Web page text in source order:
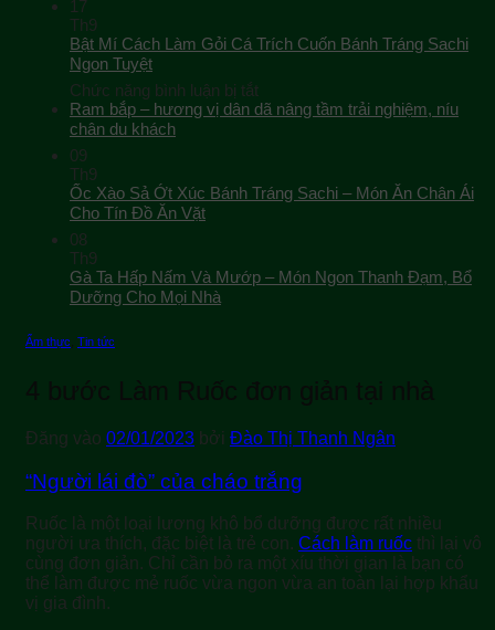
17
Th9
Bật Mí Cách Làm Gỏi Cá Trích Cuốn Bánh Tráng Sachi
Ngon Tuyệt
Chức năng bình luận bị tắtở
Bật
Gỏi
Cá
Tráng
Ram bắp – hương vị dân dã nâng tầm trải nghiệm, níu
chân du khách
09
Th9
Ốc Xào Sả Ớt Xúc Bánh Tráng Sachi – Món Ăn Chân Ái
Cho Tín Đồ Ăn Vặt
08
Th9
Gà Ta Hấp Nấm Và Mướp – Món Ngon Thanh Đạm, Bổ
Dưỡng Cho Mọi Nhà
Ẩm thực Tin tức
4 bước Làm Ruốc đơn giản tại nhà
Đăng vào 02/01/2023 bởi Đào Thị Thanh Ngân
“Người lái đò” của cháo trắng
Ruốc là một loại lương khô bổ dưỡng được rất nhiều
người ưa thích, đặc biệt là trẻ con. Cách làm ruốc thì lại vô
cùng đơn giản. Chỉ cần bỏ ra một xíu thời gian là bạn có
thể làm được mẻ ruốc vừa ngon vừa an toàn lại hợp khẩu
vị gia đình.